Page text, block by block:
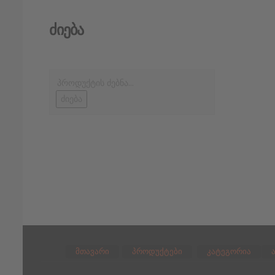
Ძიება
მთავარი პროდუქტები კატეგორია